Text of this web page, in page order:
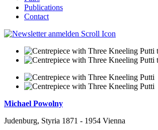
Publications
Contact
Michael Powolny
Judenburg, Styria 1871 - 1954 Vienna